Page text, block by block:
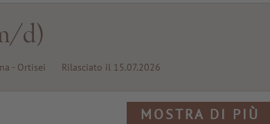
d)
- Ortisei Rilasciato il 15.07.2026
MOSTRA DI PIÙ